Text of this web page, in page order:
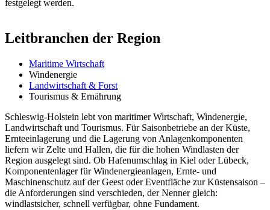
festgelegt werden.
Leitbranchen der Region
Maritime Wirtschaft
Windenergie
Landwirtschaft & Forst
Tourismus & Ernährung
Schleswig-Holstein lebt von maritimer Wirtschaft, Windenergie,
Landwirtschaft und Tourismus. Für Saisonbetriebe an der Küste,
Ernteeinlagerung und die Lagerung von Anlagenkomponenten
liefern wir Zelte und Hallen, die für die hohen Windlasten der
Region ausgelegt sind. Ob Hafenumschlag in Kiel oder Lübeck,
Komponentenlager für Windenergieanlagen, Ernte- und
Maschinenschutz auf der Geest oder Eventfläche zur Küstensaison –
die Anforderungen sind verschieden, der Nenner gleich:
windlastsicher, schnell verfügbar, ohne Fundament.